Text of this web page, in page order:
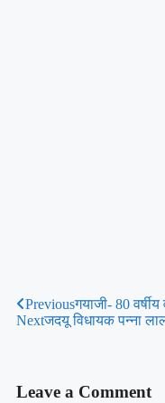
Previousगयाजी- 80
Nextजदयू विधायक पन्ना
Leave a Comment